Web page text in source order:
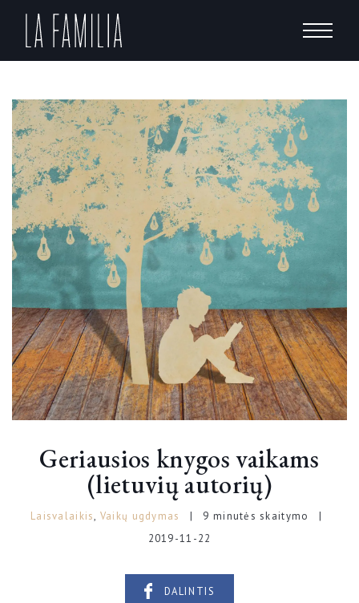
Geriausios knygos vaikams
(lietuvių autorių)
Laisvalaikis,Vaikų ugdymas
9 minutės skaitymo
2019-11-22
DALINTIS